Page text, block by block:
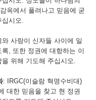
옥에서 풀려나고 믿음에 굳
십시오.
사랑이 신자들 사이에 일
, 또한 정권에 대항하는 이
위해 기도해 주십시오.
: IRGC(이슬람 혁명수비대)
대한 믿음을 찾고 현 정권